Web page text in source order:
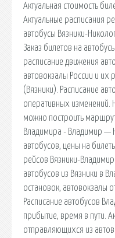
Актуальная стоимость
Актуальные расписания
автобусы Вязники-
Заказ билетов на
расписание движения
автовокзалы России и их
(Вязники). Расписание
оперативных изменений.
можно построить
Владимира - Владимир —
автобусов, цены на
рейсов Вязники-
автобусов из Вязники в
остановок, автовокзалы
Расписание автобусов
прибытие, время в пути.
отправляющихся из